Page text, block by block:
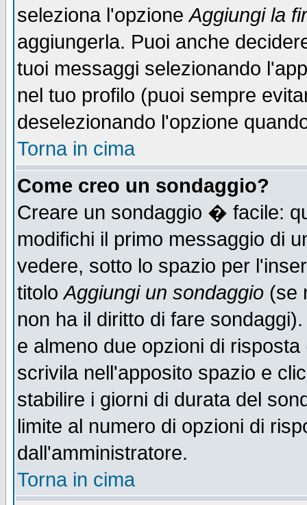
seleziona l'opzioneAggiungi la
aggiungerla. Puoi anche
tuoi messaggi selezionando
nel tuo profilo (puoi sempre
deselezionando l'opzione
Torna in cima
Come creo un sondaggio?
Creare un sondaggio � facile:
modifichi il primo messaggio di
vedere, sotto lo spazio per
titoloAggiungi un sondaggio (se
non ha il diritto di fare
e almeno due opzioni di
scrivila nell'apposito spazio e
stabilire i giorni di durata del
limite al numero di opzioni di
dall'amministratore.
Torna in cima